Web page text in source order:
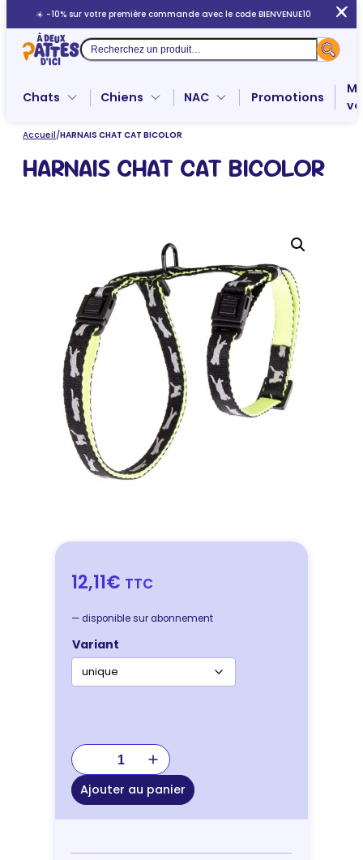
au
contenu
☀️ -10% sur votre première commande avec le code BIENVENUE10
Recherche
Chats Chiens NAC Promotions
Accueil/HARNAIS CHAT CAT BICOLOR
HARNAIS CHAT CAT BICOLOR
12,11€ TTC
— disponible sur abonnement
Variant
quantité
de
HARNAIS
CHAT
CAT
Ajouter au panier